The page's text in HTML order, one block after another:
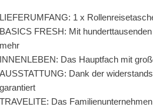
LIEFERUMFANG: 1 x
BASICS FRESH: Mit
mehr
INNENLEBEN: Das Hauptfach mit
AUSSTATTUNG: Dank der
garantiert
TRAVELITE: Das